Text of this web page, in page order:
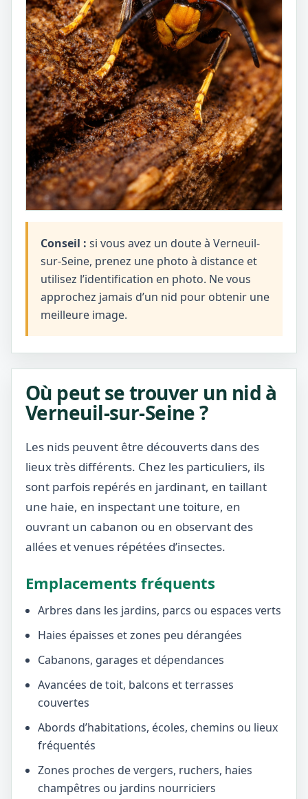
Conseil : si vous avez un doute à Verneuil-
sur-Seine, prenez une photo à distance et
utilisez l’identification en photo. Ne vous
approchez jamais d’un nid pour obtenir une
meilleure image.
Où peut se trouver un nid à
Verneuil-sur-Seine ?
Les nids peuvent être découverts dans des
lieux très différents. Chez les particuliers, ils
sont parfois repérés en jardinant, en taillant
une haie, en inspectant une toiture, en
ouvrant un cabanon ou en observant des
allées et venues répétées d’insectes.
Emplacements fréquents
Arbres dans les jardins, parcs ou espaces verts
Haies épaisses et zones peu dérangées
Cabanons, garages et dépendances
Avancées de toit, balcons et terrasses
couvertes
Abords d’habitations, écoles, chemins ou lieux
fréquentés
Zones proches de vergers, ruchers, haies
champêtres ou jardins nourriciers